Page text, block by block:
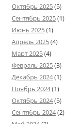
Октябрь 2025(5)
Сентябрь 2025(1)
Июнь 2025(1)
Апрель 2025(4)
Март 2025(4)
Февраль 2025(3)
Декабрь 2024(1)
Ноябрь 2024(1)
Октябрь 2024(5)
Сентябрь 2024(2)